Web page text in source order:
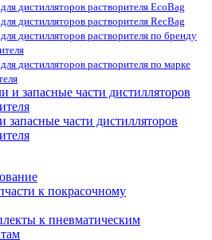
дистилляторов растворителя EcoBag
дистилляторов растворителя RecBag
дистилляторов растворителя по бренду
дистилляторов растворителя по марке
запасные части дистилляторов
к покрасочному
к пневматическим